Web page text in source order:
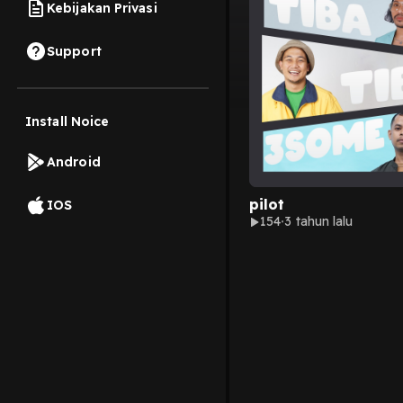
Kebijakan Privasi
Support
Install Noice
Android
IOS pilot
154 3 tahun lalu